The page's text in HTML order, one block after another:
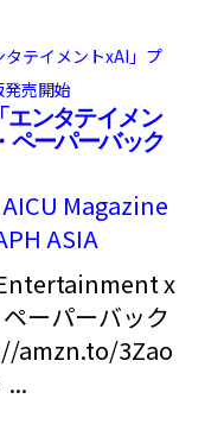
エンタテイメン
ペーパーバック
AICU Magazine
ASIA
x
ーパーバック
amzn.to/3Zao
...